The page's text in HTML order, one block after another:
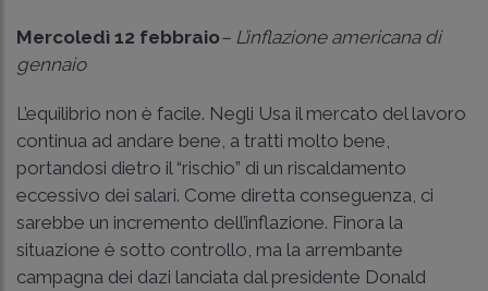
Mercoledì 12 febbraio– L’inflazione americana di
gennaio
L’equilibrio non è facile. Negli Usa il mercato del lavoro
continua ad andare bene, a tratti molto bene,
portandosi dietro il “rischio” di un riscaldamento
eccessivo dei salari. Come diretta conseguenza, ci
sarebbe un incremento dell’inflazione. Finora la
situazione è sotto controllo, ma la arrembante
campagna dei dazi lanciata dal presidente Donald